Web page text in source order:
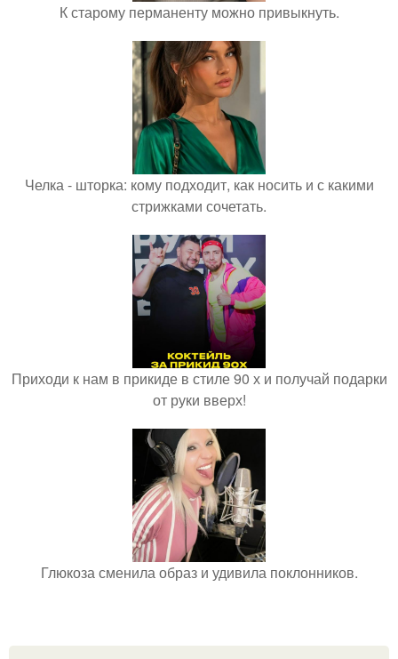
К старому перманенту можно привыкнуть.
Челка - шторка: кому подходит, как носить и с какими
стрижками сочетать.
Приходи к нам в прикиде в стиле 90 х и получай подарки
от руки вверх!
Глюкоза сменила образ и удивила поклонников.